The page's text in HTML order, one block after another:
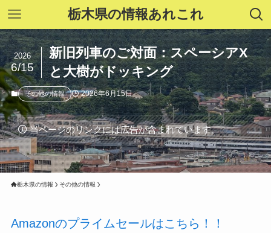
栃木県の情報あれこれ
新旧列車のご対面：スペーシアX
と大樹がドッキング
2026
6/15
その他の情報 2026年6月15日
当ページのリンクには広告が含まれています。
栃木県の情報 その他の情報
Amazonのプライムセールはこちら！！